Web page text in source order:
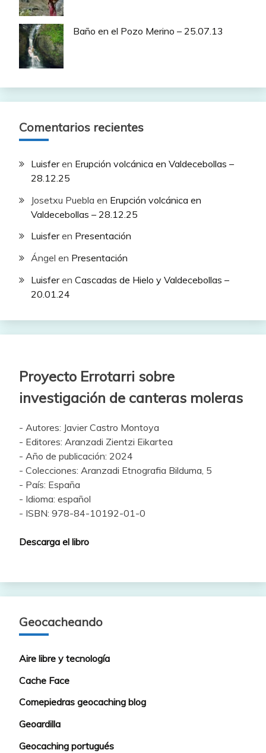
Baño en el Pozo Merino – 25.07.13
Comentarios recientes
Luisferen Erupción volcánica en Valdecebollas –
28.12.25
Josetxu Puebla en Erupción volcánica en
Valdecebollas – 28.12.25
Luisferen Presentación
Ángel en Presentación
Luisferen Cascadas de Hielo y Valdecebollas –
20.01.24
Proyecto Errotarri sobre
investigación de canteras moleras
- Autores: Javier Castro Montoya
- Editores: Aranzadi Zientzi Eikartea
- Año de publicación: 2024
- Colecciones: Aranzadi Etnografia Bilduma, 5
- País: España
- Idioma: español
- ISBN: 978-84-10192-01-0
Descarga el libro
Geocacheando
Aire libre y tecnología
Cache Face
Comepiedras geocaching blog
Geoardilla
Geocaching portugués